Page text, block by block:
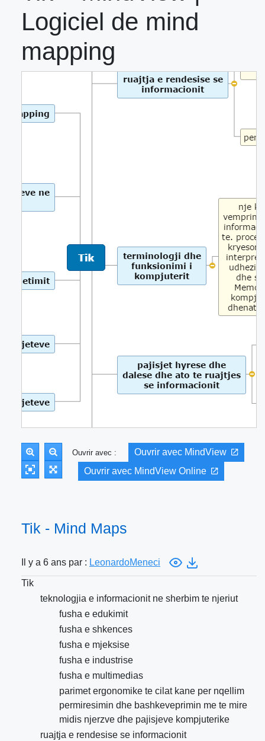
Logiciel de mind
mapping
Ouvrir avec :
Ouvrir avec MindView
Ouvrir avec MindView Online
Tik - Mind Maps
Il y a 6 ans par : LeonardoMeneci
Tik
teknologjia e informacionit ne sherbim te njeriut
fusha e edukimit
fusha e shkences
fusha e mjeksise
fusha e industrise
fusha e multimedias
parimet ergonomike te cilat kane per nqellim
permiresimin dhe bashkeveprimin me te mire
midis njerzve dhe pajisjeve kompjuterike
ruajtja e rendesise se informacionit